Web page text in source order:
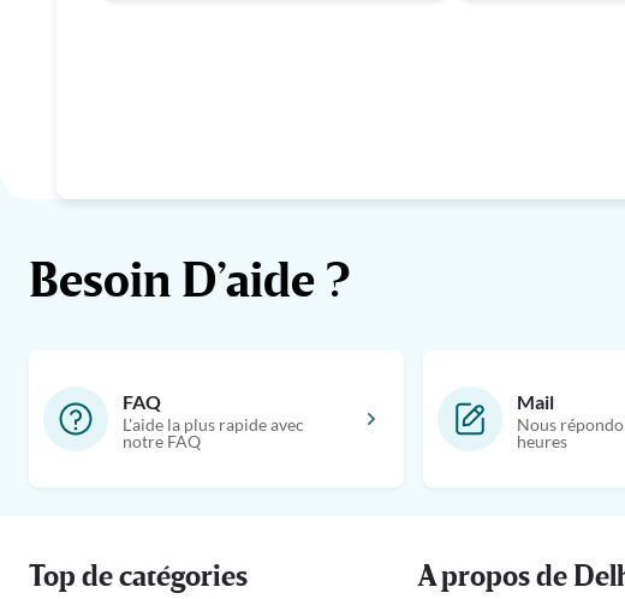
Besoin D’aide ?
FAQ
L'aide la plus rapide avec
notre FAQ
Mail
Nous
heures
Top de catégories A propos de